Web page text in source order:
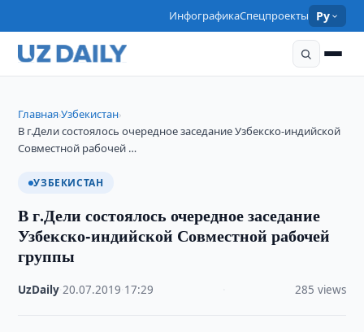
ИнфографикаСпецпроекты Ру
Главная›Узбекистан›
В г.Дели состоялось очередное заседание Узбекско-индийской
Совместной рабочей …
УЗБЕКИСТАН
В г.Дели состоялось очередное заседание
Узбекско-индийской Совместной рабочей
группы
UzDaily ·20.07.2019 17:29 285 views